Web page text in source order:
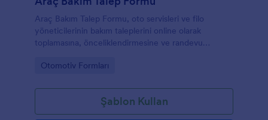
Araç Bakım Talep Formu, oto servisleri ve filo
yöneticilerinin bakım taleplerini online olarak
toplamasına, önceliklendirmesine ve randevu
Go to Category:
Otomotiv Formları
Şablon Kullan